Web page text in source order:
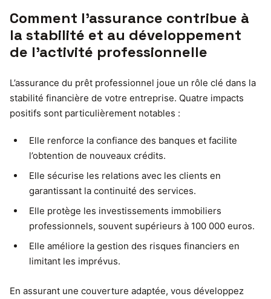
Comment l’assurance contribue à
la stabilité et au développement
de l’activité professionnelle
L’assurance du prêt professionnel joue un rôle clé dans la
stabilité financière de votre entreprise. Quatre impacts
positifs sont particulièrement notables :
Elle renforce la confiance des banques et facilite
l’obtention de nouveaux crédits.
Elle sécurise les relations avec les clients en
garantissant la continuité des services.
Elle protège les investissements immobiliers
professionnels, souvent supérieurs à 100 000 euros.
Elle améliore la gestion des risques financiers en
limitant les imprévus.
En assurant une couverture adaptée, vous développez